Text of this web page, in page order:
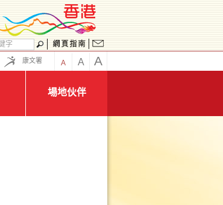
康文署 A A A
場地伙伴